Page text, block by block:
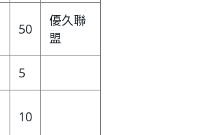
50
優久聯
盟
5
10